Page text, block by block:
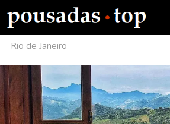
Rio de Janeiro